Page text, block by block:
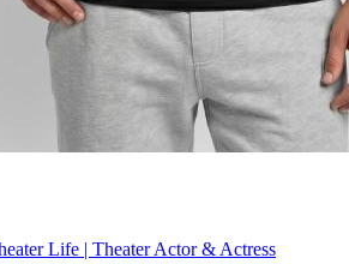
Life | Theater Actor & Actress